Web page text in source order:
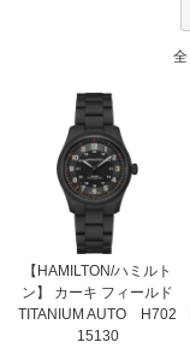
全
【HAMILTON/ハミルト
ン】 カーキ フィールド
TITANIUM AUTO H702
15130